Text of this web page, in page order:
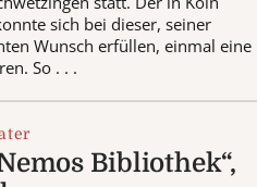
sich bei dieser, seiner
Wunsch erfüllen, einmal eine
So . . .
Bibliothek“,